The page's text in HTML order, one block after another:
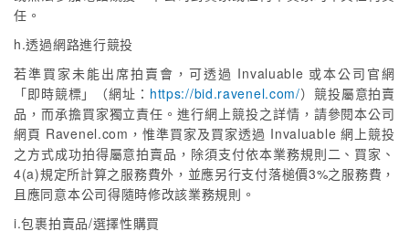
任。
h.透過網路進行競投
若準買家未能出席拍賣會，可透過 Invaluable 或本公司官網
「即時競標」（網址： https://bid.ravenel.com/）競投屬意拍賣
品，而承擔買家獨立責任。進行網上競投之詳情，請參閱本公司
網頁 Ravenel.com，惟準買家及買家透過 Invaluable 網上競投
之方式成功拍得屬意拍賣品，除須支付依本業務規則二、買家、
4(a)規定所計算之服務費外，並應另行支付落槌價3%之服務費，
且應同意本公司得隨時修改該業務規則。
i.包裹拍賣品/選擇性購買